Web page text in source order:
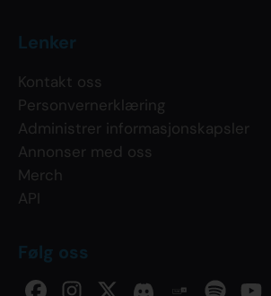
Lenker
Kontakt oss
Personvernerklæring
Administrer informasjonskapsler
Annonser med oss
Merch
API
Følg oss